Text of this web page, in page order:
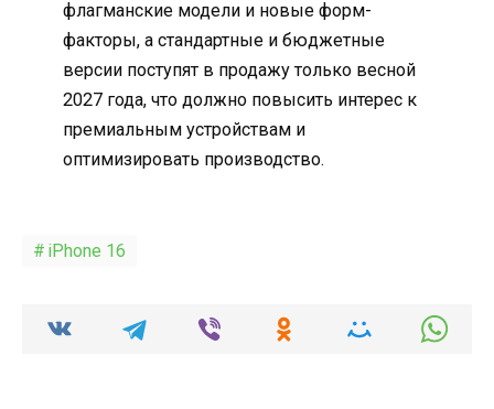
флагманские модели и новые форм-
факторы, а стандартные и бюджетные
версии поступят в продажу только весной
2027 года, что должно повысить интерес к
премиальным устройствам и
оптимизировать производство.
iPhone 16